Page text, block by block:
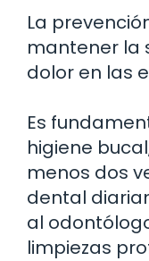
La
mantener la
dolor en las
Es
higiene
menos dos
dental
al
limpiezas